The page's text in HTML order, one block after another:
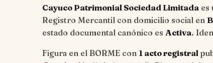
Cayuco Patrimonial Sociedad Limitada es
Registro Mercantil con domicilio social en
estado documental canónico es Activa.
Figura en el BORME con 1 acto registral